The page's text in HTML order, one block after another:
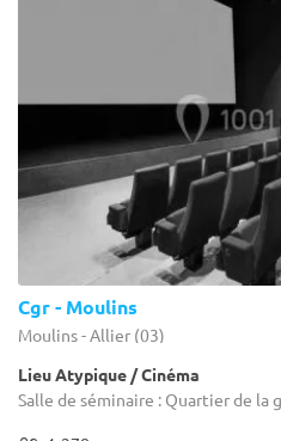
Cgr - Moulins
Moulins - Allier (03)
Lieu Atypique / Cinéma
Salle de séminaire : Quartier de la